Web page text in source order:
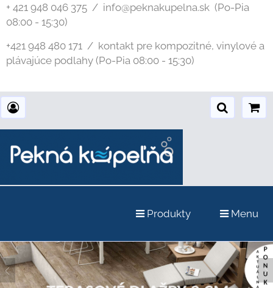
+ 421 948 046 375 / info@peknakupelna.sk (Po-Pia
08:00 - 15:30)
+421 948 480 171 / kontakt pre kompozitné, vinylové a
plávajúce podlahy (Po-Pia 08:00 - 15:30)
Produkty Menu